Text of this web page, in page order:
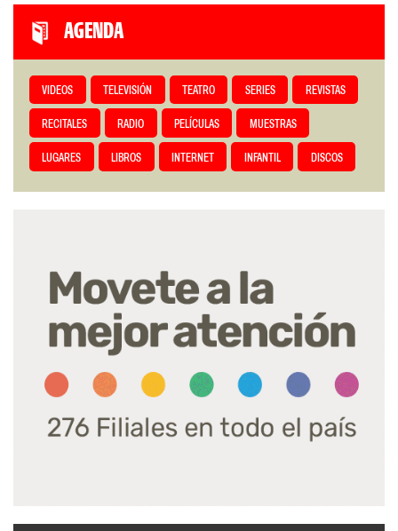
AGENDA
VIDEOS TELEVISIÓN TEATRO SERIES REVISTAS
RECITALES RADIO PELÍCULAS MUESTRAS
LUGARES LIBROS INTERNET INFANTIL DISCOS